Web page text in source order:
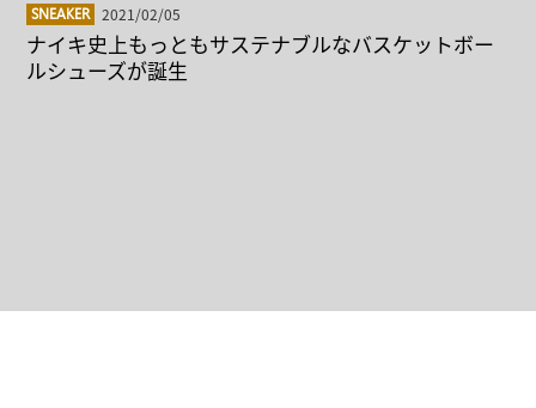
SNEAKER 2021/02/05
ナイキ史上もっともサステナブルなバスケットボー
ルシューズが誕生